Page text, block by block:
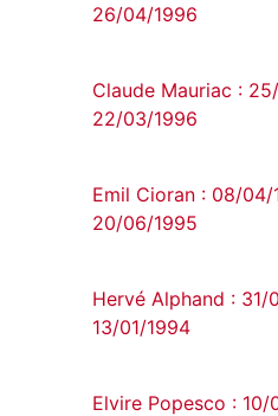
26/04/1996
Claude Mauriac :
22/03/1996
Emil Cioran : 08/04/
20/06/1995
Hervé Alphand : 31/
13/01/1994
Elvire Popesco : 10/